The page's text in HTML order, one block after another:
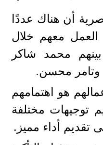
أن هناك عددًا
معهم خلال
بينهم محمد شاكر
وتامر محسن.
هو اهتمامهم
توجيهات مختلفة
تقديم أداء مميز.